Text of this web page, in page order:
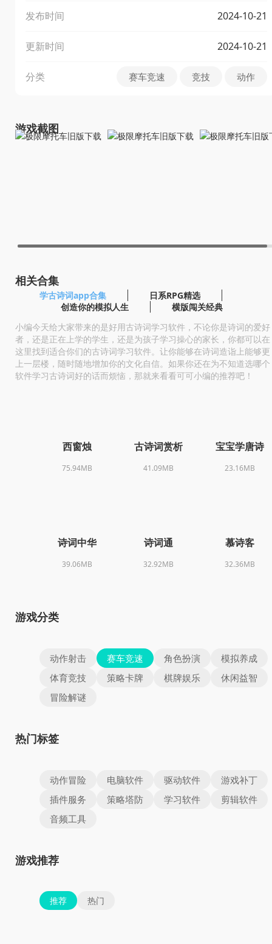
发布时间 2024-10-21
更新时间 2024-10-21
分类 赛车竞速 竞技 动作
游戏截图
相关合集
学古诗词app合集
日系RPG精选
创造你的模拟人生
横版闯关经典
小编今天给大家带来的是好用古诗词学习软件，不论你是诗词的爱好
者，还是正在上学的学生，还是为孩子学习操心的家长，你都可以在
这里找到适合你们的古诗词学习软件。让你能够在诗词造诣上能够更
上一层楼，随时随地增加你的文化自信。如果你还在为不知道选哪个
软件学习古诗词好的话而烦恼，那就来看看可可小编的推荐吧！
西窗烛
75.94MB
古诗词赏析
41.09MB
宝宝学唐诗
23.16MB
诗词中华
39.06MB
诗词通
32.92MB
慕诗客
32.36MB
游戏分类
动作射击 赛车竞速 角色扮演
模拟养成
体育竞技
策略卡牌 棋牌娱乐
休闲益智
冒险解谜
热门标签
动作冒险 电脑软件 驱动软件
游戏补丁
插件服务
策略塔防 学习软件
剪辑软件
音频工具
游戏推荐
推荐 热门